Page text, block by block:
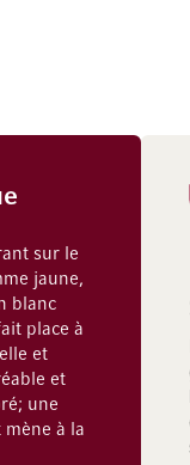
sur le
jaune,
blanc
place à
et
et
une
à la